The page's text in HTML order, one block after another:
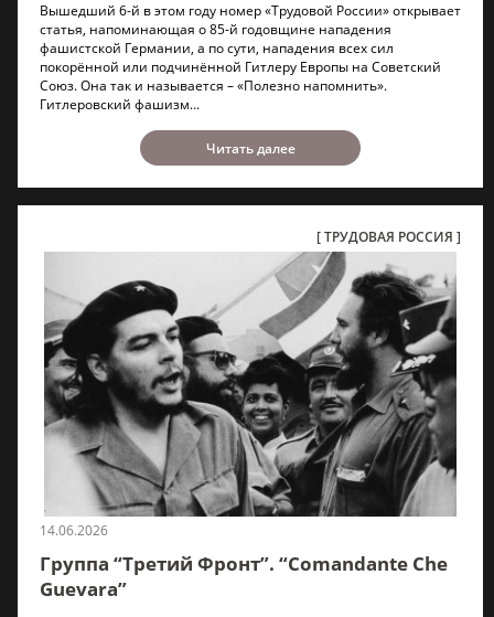
Вышедший 6-й в этом году номер «Трудовой России» открывает
статья, напоминающая о 85-й годовщине нападения
фашистской Германии, а по сути, нападения всех сил
покорённой или подчинённой Гитлеру Европы на Советский
Союз. Она так и называется – «Полезно напомнить».
Гитлеровский фашизм...
Читать далее
ТРУДОВАЯ РОССИЯ
14.06.2026
Группа “Третий Фронт”. “Comandante Che
Guevara”